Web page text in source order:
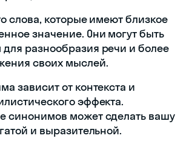
слова, которые имеют близкое
значение. Они могут быть
для разнообразия речи и более
своих мыслей.
зависит от контекста и
эффекта.
синонимов может сделать вашу
и выразительной.